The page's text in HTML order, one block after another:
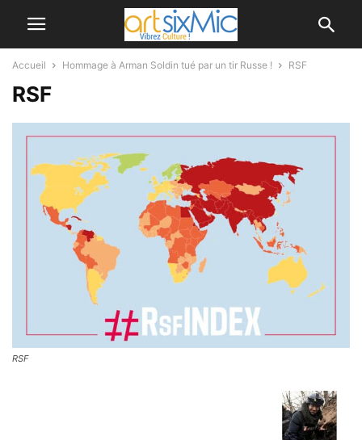
Accueil Hommage à Arman Soldin tué par un tir Russe ! RSF
RSF
RSF